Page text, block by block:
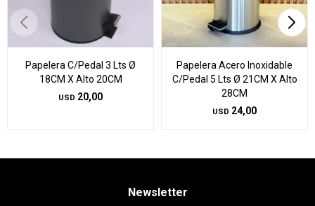
Papelera C/Pedal 3 Lts Ø
18CM X Alto 20CM
USD 20,00
Papelera Acero Inoxidable
C/Pedal 5 Lts Ø 21CM X Alto
28CM
USD 24,00
Newsletter